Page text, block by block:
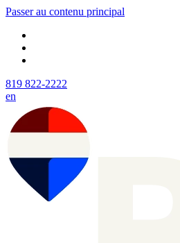
Passer au contenu principal
819 822-2222
en